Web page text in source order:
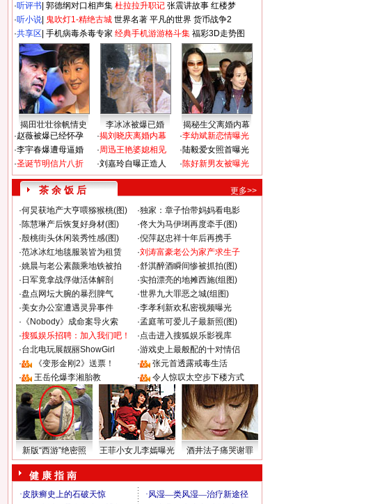
·听评书 郭德纲对口相声集 杜拉拉升职记 张震讲故事 红楼梦
·听小说 鬼吹灯1-精绝古城 世界名著 平凡的世界 货币战争2
·共享区 手机病毒杀毒专家 经典手机游游格斗集 福彩3D走势图
揭田壮壮徐帆情史 李冰冰被爆已婚
揭秘生父离婚内幕
·赵薇被爆已经怀孕
·李宇春爆遭母逼婚
·圣诞节明信片八折
·揭刘晓庆离婚内幕
·周迅王艳婆媳相见
·刘嘉玲自曝正造人
·李幼斌新恋情曝光
·陆毅爱女照首曝光
·陈好新男友被曝光
茶 余 饭 后
更多>>
·何炅获地产大亨喂猕猴桃(图) ·独家：章子怡带妈妈看电影
·陈慧琳产后恢复好身材(图) ·佟大为马伊琍再度牵手(图)
·殷桃街头休闲装秀性感(图) ·倪萍赵忠祥十年后再携手
·范冰冰红地毯服装皆为租赁 ·刘涛富豪老公为家产求生子
·姚晨与老公素颜乘地铁被拍 ·舒淇醉酒瞬间惨被抓拍(图)
· 日军竟拿战俘做活体解剖 ·实拍漂亮的地摊西施(组图)
·盘点网坛大腕的暴烈脾气 ·世界九大罪恶之城(组图)
·美女办公室遭遇灵异事件 ·李孝利新欢私密视频曝光
· 《Nobody》成命案导火索 ·孟庭苇可爱儿子最新照(图)
·搜狐娱乐招聘：加入我们吧！ ·点击进入搜狐娱乐影视库
·台北电玩展靓丽ShowGirl ·游戏史上最般配的十对情侣
·
《变形金刚2》送票！ ·
张元首透露戒毒生活
·
王岳伦爆李湘胎教 · 令人惊叹太空步下楼方式
新版“西游”绝密照 王菲小女儿李嫣曝光 酒井法子痛哭谢罪
健 康 指 南